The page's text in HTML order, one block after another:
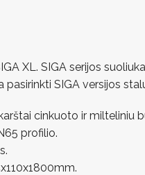
XL. SIGA serijos
pasirinkti SIGA versijos
cinkuoto ir milteliniu
profilio.